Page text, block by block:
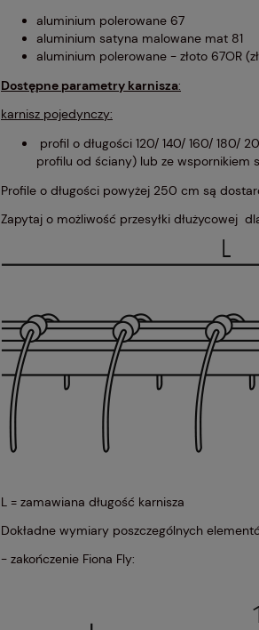
aluminium polerowane 67
aluminium satyna malowane mat 81
aluminium polerowane - złoto 67OR
Dostępne parametry karnisza:
karnisz pojedynczy:
profil o długości 120/ 140/ 160/ 180/
profilu od ściany) lub ze wspornikiem
Profile o długości powyżej 250 cm są
Zapytaj o możliwość przesyłki dłużycowej
L = zamawiana długość karnisza
Dokładne wymiary poszczególnych
- zakończenie Fiona Fly: